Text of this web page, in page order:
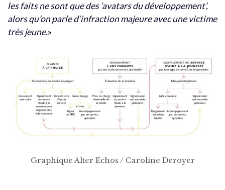
les faits ne sont que des ‘avatars du développement’,
alors qu’on parle d’infraction majeure avec une victime
très jeune.»
Graphique Alter Echos / Caroline Deroyer